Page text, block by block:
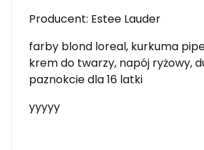
Producent: Estee Lauder
farby blond loreal, kurkuma
krem do twarzy, napój ryżowy,
paznokcie dla 16 latki
yyyyy